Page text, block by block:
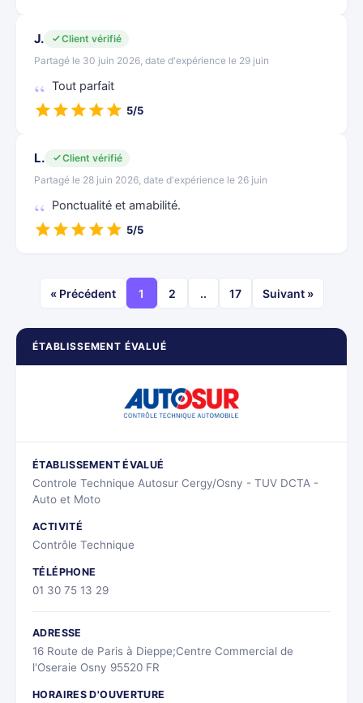
ÉTABLISSEMENT ÉVALUÉ
ÉTABLISSEMENT ÉVALUÉ
Controle Technique Autosur Cergy/Osny - TUV DCTA -
Auto et Moto
ACTIVITÉ
Contrôle Technique
TÉLÉPHONE
01 30 75 13 29
ADRESSE
16 Route de Paris à Dieppe;Centre Commercial de
l'Oseraie Osny 95520 FR
HORAIRES D'OUVERTURE
J.
Client vérifié
Partagé le 30 juin 2026, date d'expérience le 29 juin
Tout parfait
5/5
L.
Client vérifié
Partagé le 28 juin 2026, date d'expérience le 26 juin
Ponctualité et amabilité.
5/5
« Précédent 1 2 .. 17 Suivant »